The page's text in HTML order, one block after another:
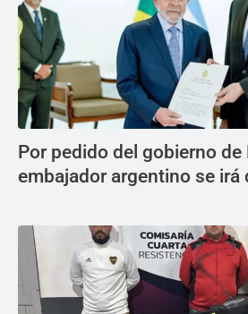
Por pedido del gobierno de
embajador argentino se irá